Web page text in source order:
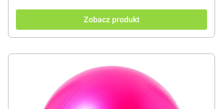
Zobacz produkt